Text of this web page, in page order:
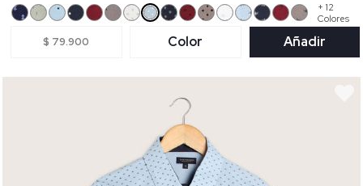
+ 12
Colores
$ 79.900 Color Añadir